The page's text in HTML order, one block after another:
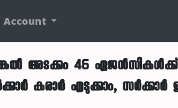
Account
അടക്കം 46 ഏജൻസികൾക്ക്
കരാർ എടുക്കാം, സർക്കാർ